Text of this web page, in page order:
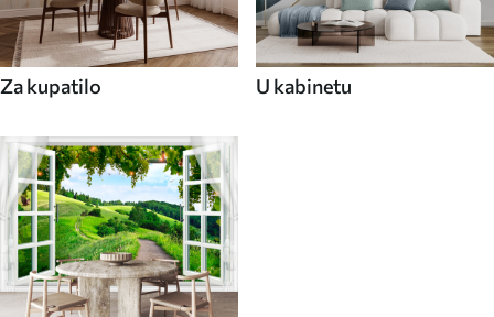
Za kupatilo U kabinetu